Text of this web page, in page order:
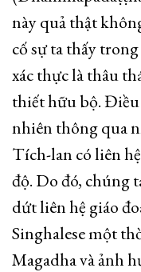
này quả thật
cố sự ta thấy
xác thực là thâu
thiết hữu bộ.
nhiên thông qua
Tích-lan có liên
độ. Do đó, chúng
dứt liên hệ giáo
Singhalese một
Magadha và ảnh